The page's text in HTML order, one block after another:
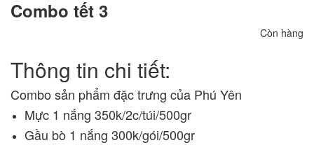
Combo tết 3
Còn hàng
Thông tin chi tiết:
Combo sản phẩm đặc trưng của Phú Yên
Mực 1 nắng 350k/2c/túi/500gr
Gầu bò 1 nắng 300k/gói/500gr